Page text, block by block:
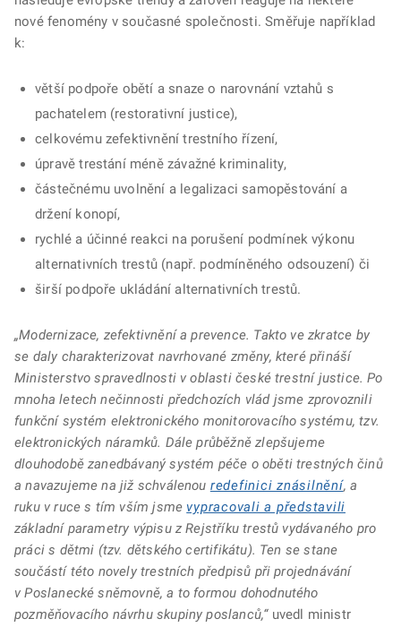
nové fenomény v současné společnosti. Směřuje například
k:
větší podpoře obětí a snaze o narovnání vztahů s
pachatelem (restorativní justice),
celkovému zefektivnění trestního řízení,
úpravě trestání méně závažné kriminality,
částečnému uvolnění a legalizaci samopěstování a
držení konopí,
rychlé a účinné reakci na porušení podmínek výkonu
alternativních trestů (např. podmíněného odsouzení) či
širší podpoře ukládání alternativních trestů.
„Modernizace, zefektivnění a prevence. Takto ve zkratce by
se daly charakterizovat navrhované změny, které přináší
Ministerstvo spravedlnosti v oblasti české trestní justice. Po
mnoha letech nečinnosti předchozích vlád jsme zprovoznili
funkční systém elektronického monitorovacího systému, tzv.
elektronických náramků. Dále průběžně zlepšujeme
dlouhodobě zanedbávaný systém péče o oběti trestných činů
a navazujeme na již schválenou redefinici znásilnění, a
ruku v ruce s tím vším jsme vypracovali a představili
základní parametry výpisu z Rejstříku trestů vydávaného pro
práci s dětmi (tzv. dětského certifikátu). Ten se stane
součástí této novely trestních předpisů při projednávání
v Poslanecké sněmovně, a to formou dohodnutého
pozměňovacího návrhu skupiny poslanců,“ uvedl ministr